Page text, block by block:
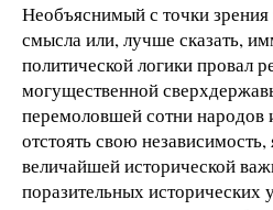
Необъяснимый с точки зрения
смысла или, лучше сказать,
политической логики провал
могущественной
перемоловшей сотни
отстоять свою
величайшей исторической
поразительных